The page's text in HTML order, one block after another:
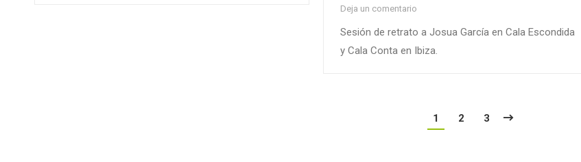
Deja un comentario
Sesión de retrato a Josua García en Cala Escondida
y Cala Conta en Ibiza.
1 2 3